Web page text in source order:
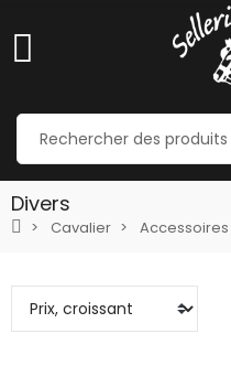
Divers
Cavalier Accessoires